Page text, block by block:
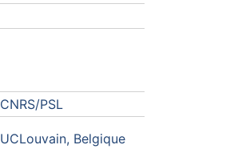
CNRS/PSL
UCLouvain, Belgique